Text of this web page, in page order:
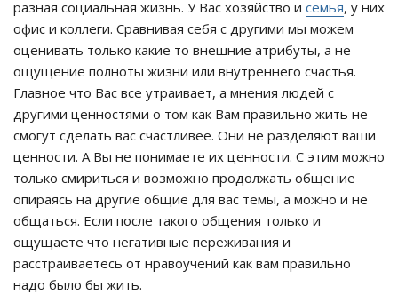
разная социальная жизнь. У Вас хозяйство и семья, у них
офис и коллеги. Сравнивая себя с другими мы можем
оценивать только какие то внешние атрибуты, а не
ощущение полноты жизни или внутреннего счастья.
Главное что Вас все утраивает, а мнения людей с
другими ценностями о том как Вам правильно жить не
смогут сделать вас счастливее. Они не разделяют ваши
ценности. А Вы не понимаете их ценности. С этим можно
только смириться и возможно продолжать общение
опираясь на другие общие для вас темы, а можно и не
общаться. Если после такого общения только и
ощущаете что негативные переживания и
расстраиваетесь от нравоучений как вам правильно
надо было бы жить.